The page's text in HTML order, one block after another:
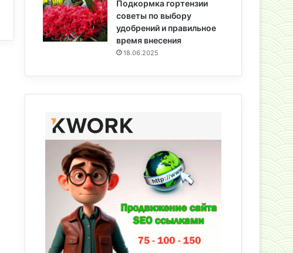
Подкормка гортензии
советы по выбору
удобрений и правильное
время внесения
18.06.2025